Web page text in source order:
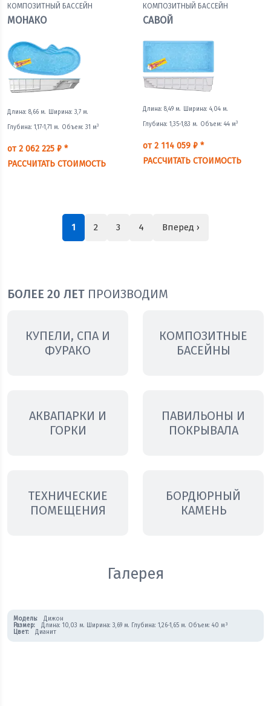
КОМПОЗИТНЫЙ БАССЕЙН
МОНАКО
Длина: 8,66 м. Ширина: 3,7 м.
Глубина: 1,17-1,71 м. Объем: 31 м3
от 2 062 225 ₽ *
РАССЧИТАТЬ СТОИМОСТЬ
КОМПОЗИТНЫЙ БАССЕЙН
САВОЙ
Длина: 8,49 м. Ширина: 4,04 м.
Глубина: 1,35-1,83 м. Объем: 44 м3
от 2 114 059 ₽ *
РАССЧИТАТЬ СТОИМОСТЬ
1 2 3 4 Вперед ›
БОЛЕЕ 20 ЛЕТ ПРОИЗВОДИМ
КУПЕЛИ, СПА И
ФУРАКО
КОМПОЗИТНЫЕ
БАСЕЙНЫ
АКВАПАРКИ И
ГОРКИ
ПАВИЛЬОНЫ И
ПОКРЫВАЛА
ТЕХНИЧЕСКИЕ
ПОМЕЩЕНИЯ
БОРДЮРНЫЙ
КАМЕНЬ
Галерея
Модель:
Дижон
Размер:
Длина: 10,03 м. Ширина: 3,69 м. Глубина: 1,26-1,65 м. Объем: 40 м³
Цвет:
Дианит